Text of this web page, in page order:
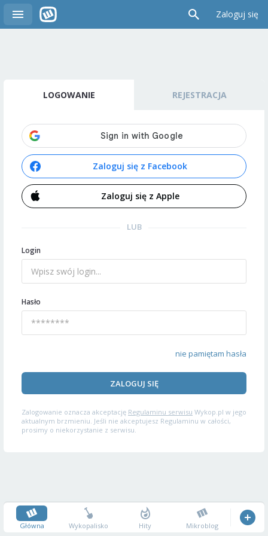
Zaloguj się
LOGOWANIE REJESTRACJA
Zaloguj się z Facebook
Zaloguj się z Apple
LUB
Login
Hasło
nie pamiętam hasła
ZALOGUJ SIĘ
Zalogowanie oznacza akceptację Regulaminu serwisu Wykop.pl w jego
aktualnym brzmieniu. Jeśli nie akceptujesz Regulaminu w całości,
prosimy o niekorzystanie z serwisu.
Główna Wykopalisko Hity Mikroblog